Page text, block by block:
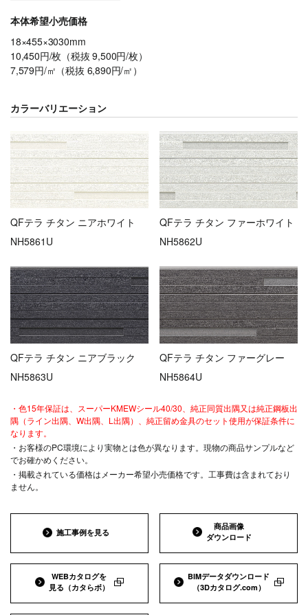
本体希望小売価格
18×455×3030mm
10,450円/枚（税抜 9,500円/枚）
7,579円/㎡（税抜 6,890円/㎡）
カラーバリエーション
QFテラ チタン ニアホワイト
NH5861U
QFテラ チタン ファーホワイト
NH5862U
QFテラ チタン ニアブラック
NH5863U
QFテラ チタン ファーグレー
NH5864U
・色15年保証は、スーパーKMEWシール40/30、純正同質出隅又は純正鋼板出
隅（ライン出隅、W出隅、L出隅）、純正留め金具のセット使用が保証条件に
なります。
・お客様のPC環境により実物とは色が異なります。現物の商品サンプルなど
でお確かめください。
・掲載されている価格はメーカー希望小売価格です。工事費は含まれており
ません。
施工事例を見る
商品画像
ダウンロード
WEBカタログを
見る （カタらボ）
BIMデータダウンロード
（3Dカタログ.com）